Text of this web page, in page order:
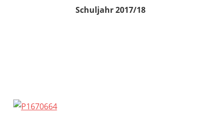
Schuljahr 2017/18